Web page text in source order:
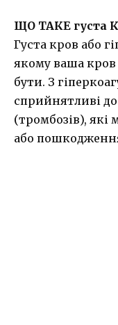
ЩО ТАКЕ густа
Густа кров або
якому ваша кров
бути. З
сприйнятливі
(тромбозів), які
або